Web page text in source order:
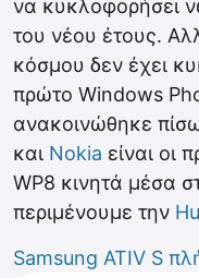
να κυκλοφορήσει
του νέου έτους.
κόσμου δεν έχει
πρώτο Windows
ανακοινώθηκε
και Nokia είναι οι
WP8 κινητά μέσα
περιμένουμε την
Samsung ATIV S